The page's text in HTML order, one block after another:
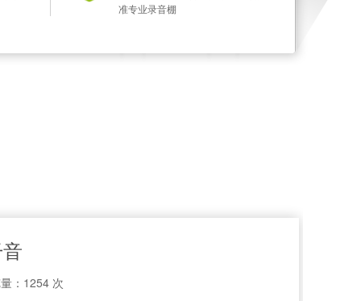
准专业录音棚
：1254 次